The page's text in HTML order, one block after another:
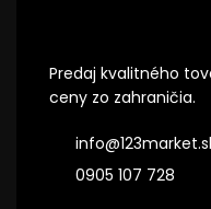
Predaj kvalitného
ceny zo zahraničia.
0905 107 728